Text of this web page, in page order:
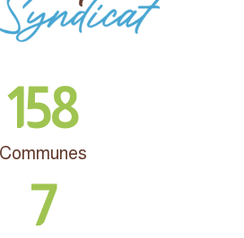
158
Communes
7